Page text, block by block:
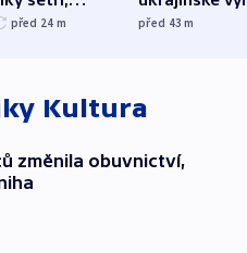
se doprava
před 24 m
útokům v
před 43m
Kultura
změnila obuvnictví,